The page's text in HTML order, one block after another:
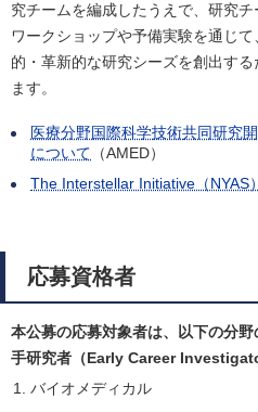
究チームを編成したうえで、研究チ
ワークショップや予備実験を通じ
的・革新的な研究シーズを創出す
ます。
医療分野国際科学技術共同研究
について （AMED）
The Interstellar Initiative（NYAS）
応募資格者
本公募の応募対象者は、以下の分
手研究者（Early Career
バイオメディカル